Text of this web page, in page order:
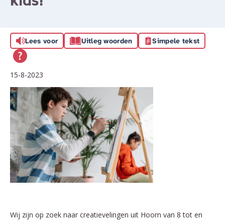
Lees voor Uitleg woorden Simpele tekst
15-8-2023
Wij zijn op zoek naar creatievelingen uit Hoorn van 8 tot en